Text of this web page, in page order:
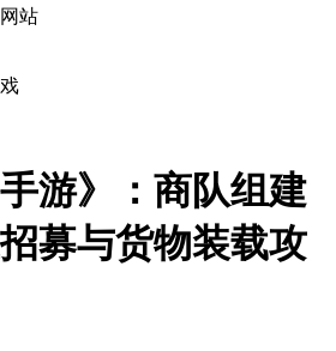
站
手游》：商队组建
募与货物装载攻